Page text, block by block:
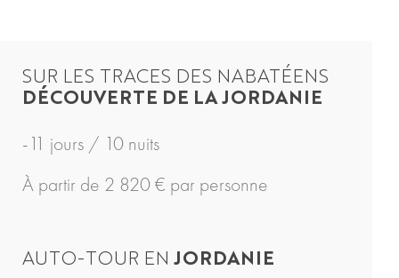
SUR LES TRACES DES NABATÉENS
DÉCOUVERTE DE LA JORDANIE
-11 jours / 10 nuits
À partir de 2 820 € par personne
AUTO-TOUR EN JORDANIE